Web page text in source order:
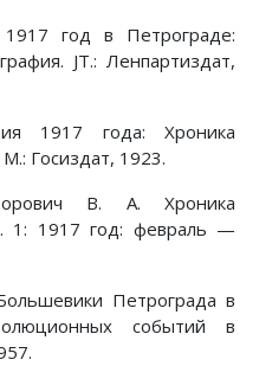
год в Петрограде:
JT.: Ленпартиздат,
1917 года: Хроника
Госиздат, 1923.
В. А. Хроника
1: 1917 год: февраль —
Петрограда в
событий в